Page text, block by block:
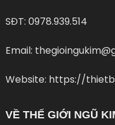
SĐT: 0978.939.514
Email:
Website: https://
VỀ THẾ GIỚI NGŨ